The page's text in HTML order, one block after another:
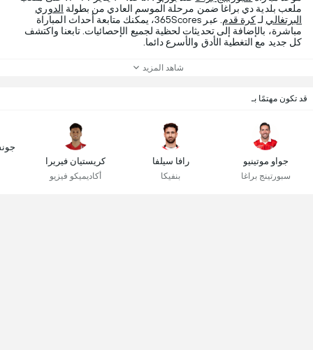
ملعب بلدية دي براغا ضمن مرحلة الموسم العادي من بطولة الدوري
البرتغالي لـكرة قدم
. عبر 365Scores، يمكنك متابعة أحداث المباراة
مباشرة، بالإضافة إلى تحديثات لحظية لجميع الإحصائيات. تابعنا واكتشف
كل جديد مع التغطية الأدق والأسرع دائما.
شاهد المزيد
قد تكون مهتمًا بـ
جواو موتينيو
سبورتينج براغا
رافا سيلفا
بنفيكا
كريستيان فيريرا
أكاديميكو فيزيو